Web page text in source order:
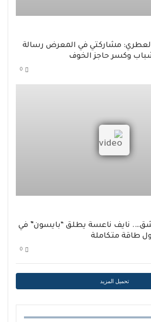
مشاركتي في المعرض رسالة
وكسر حاجز الخوف
0
نايف ناعسة يطلق “بايسون” في
0
تحميل المزيد